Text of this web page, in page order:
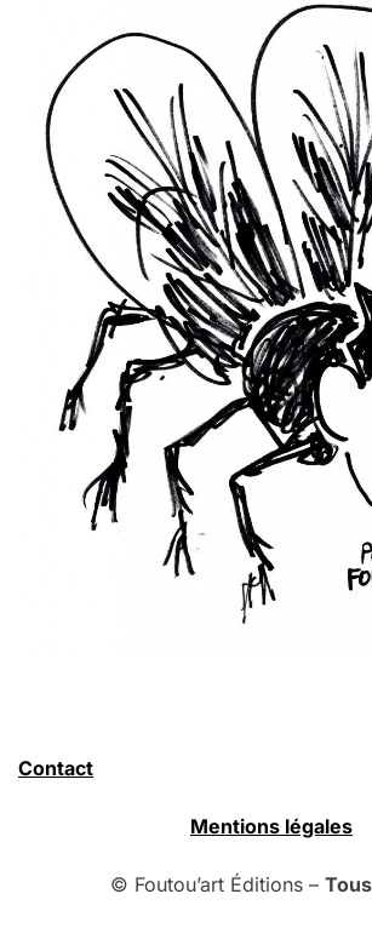
Contact
Mentions légales
© Foutou’art Éditions –